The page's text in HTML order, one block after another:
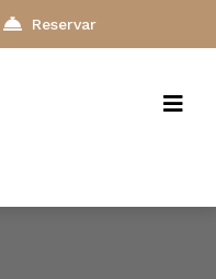
Reservar